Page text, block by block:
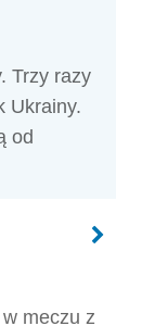
Trzy razy
Ukrainy.
od
meczu z